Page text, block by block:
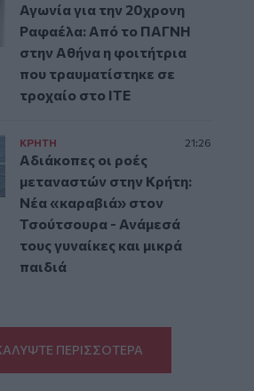
Αγωνία για την 20χρονη
Ραφαέλα: Από το ΠΑΓΝΗ
στην Αθήνα η φοιτήτρια
που τραυματίστηκε σε
τροχαίο στο ΙΤΕ
ΚΡΗΤΗ 21:26
Αδιάκοπες οι ροές
μεταναστών στην Κρήτη:
Νέα «καραβιά» στον
Τσούτσουρα - Ανάμεσά
τους γυναίκες και μικρά
παιδιά
ΠΕΡΙΣΣΟΤΕΡΑ